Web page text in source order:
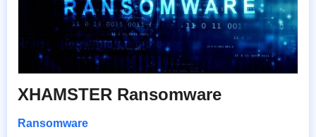
XHAMSTER Ransomware
Ransomware